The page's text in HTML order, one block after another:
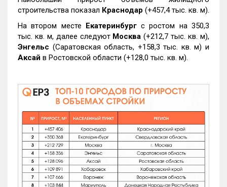
строительства показал Краснодар (+457,4 тыс. кв. м).
На втором месте Екатеринбургс ростом на 350,3
тыс. кв. м, далее следуют Москва (+212,7 тыс. кв. м),
Энгельс (Саратовская область, +158,3 тыс. кв. м) и
Аксай в Ростовской области (+128,0 тыс. кв. м).